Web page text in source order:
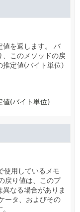
を返します。
バ
、このメソッドの戻
推定値(バイト単位)
値(バイト単位)
使用しているメモ
戻り値は、このプ
異なる場合がありま
ータ、およびその